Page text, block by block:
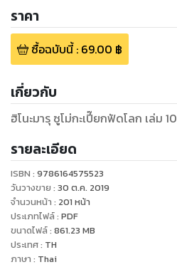
ราคา
ซื้อฉบับนี้: 69.00 ฿
เกี่ยวกับ
ฮิโนะมารุ ซูโม่กะเปี๊ยกฟัดโลก เล่ม 10
รายละเอียด
ISBN : 9786164575523
วันวางขาย : 30 ต.ค. 2019
จำนวนหน้า : 201 หน้า
ประเภทไฟล์: PDF
ขนาดไฟล์: 861.23 MB
ประเทศ: TH
ภาษา : Thai